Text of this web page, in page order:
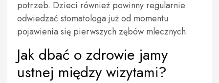
potrzeb. Dzieci również powinny regularnie
odwiedzać stomatologa już od momentu
pojawienia się pierwszych zębów mlecznych.
Jak dbać o zdrowie jamy
ustnej między wizytami?